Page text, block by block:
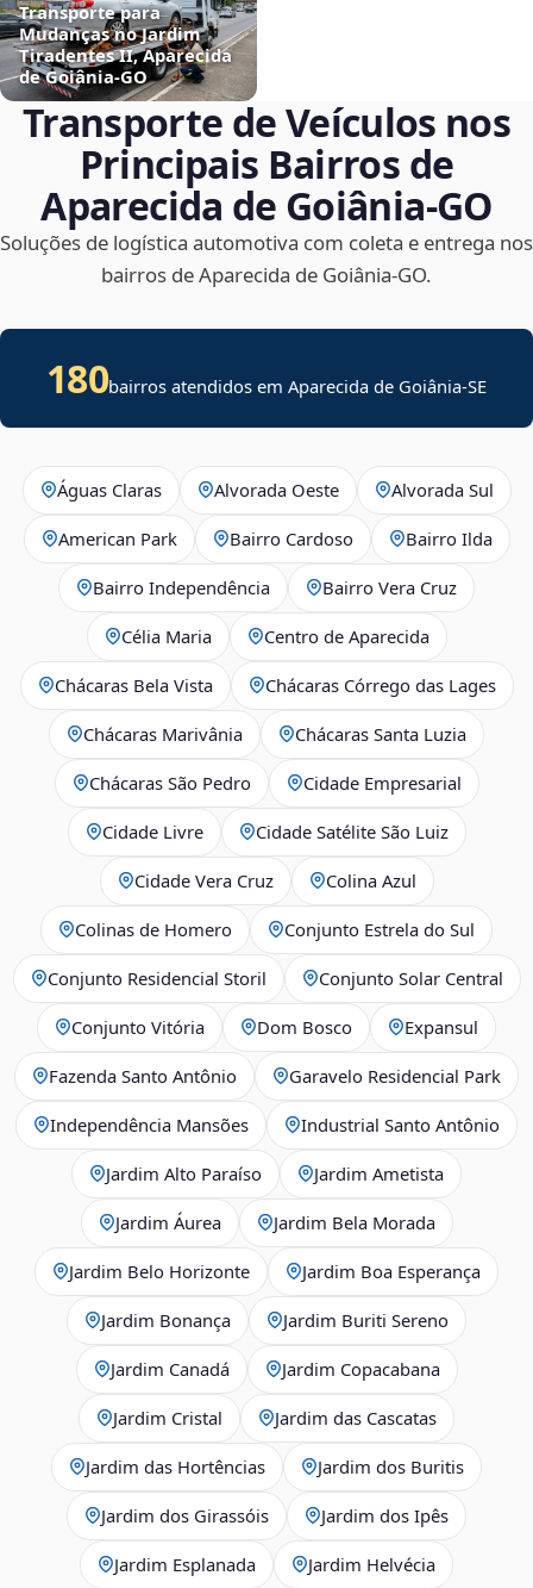
Transporte para
Mudanças no Jardim
Tiradentes II, Aparecida
de Goiânia‑GO
Transporte de Veículos nos
Principais Bairros de
Aparecida de Goiânia‑GO
Soluções de logística automotiva com coleta e entrega nos
bairros de Aparecida de Goiânia‑GO.
180bairros atendidos emAparecida de Goiânia-SE
Águas Claras Alvorada Oeste Alvorada Sul
American Park Bairro Cardoso Bairro Ilda
Bairro Independência Bairro Vera Cruz
Célia Maria Centro de Aparecida
Chácaras Bela Vista Chácaras Córrego das Lages
Chácaras Marivânia Chácaras Santa Luzia
Chácaras São Pedro Cidade Empresarial
Cidade Livre Cidade Satélite São Luiz
Cidade Vera Cruz Colina Azul
Colinas de Homero Conjunto Estrela do Sul
Conjunto Residencial Storil Conjunto Solar Central
Conjunto Vitória Dom Bosco Expansul
Fazenda Santo Antônio Garavelo Residencial Park
Independência Mansões Industrial Santo Antônio
Jardim Alto Paraíso Jardim Ametista
Jardim Áurea Jardim Bela Morada
Jardim Belo Horizonte Jardim Boa Esperança
Jardim Bonança Jardim Buriti Sereno
Jardim Canadá Jardim Copacabana
Jardim Cristal Jardim das Cascatas
Jardim das Hortências Jardim dos Buritis
Jardim dos Girassóis Jardim dos Ipês
Jardim Esplanada Jardim Helvécia